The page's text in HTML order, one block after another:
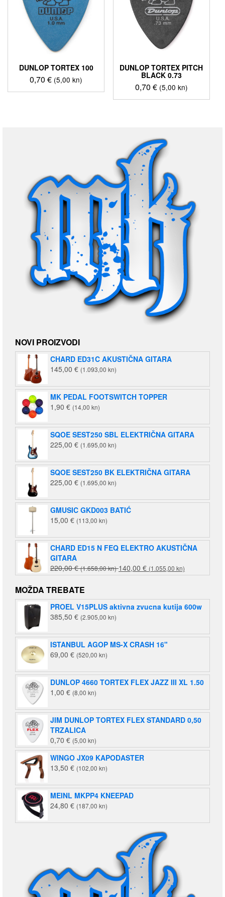
DUNLOP TORTEX 100
0,70€ (5,00 kn)
DUNLOP TORTEX PITCH
BLACK 0.73
0,70 € (5,00 kn)
NOVI PROIZVODI
CHARD ED31C AKUSTIČNA GITARA
145,00 € (1.093,00 kn)
MK PEDAL FOOTSWITCH TOPPER
1,90 € (14,00 kn)
SQOE SEST250 SBL ELEKTRIČNA GITARA
225,00 € (1.695,00 kn)
SQOE SEST250 BK ELEKTRIČNA GITARA
225,00 € (1.695,00 kn)
GMUSIC GKD003 BATIĆ
15,00 € (113,00 kn)
CHARD ED15 N FEQ ELEKTRO AKUSTIČNA
GITARA
220,00€ (1.658,00 kn)Izvorna
cijena
je:
220,00 €
140,00 € (1.055,00 kn)
cijena
140,00 €
(1.055,00
MOŽDA TREBATE
PROEL V15PLUS aktivna zvucna kutija 600w
385,50 € (2.905,00 kn)
ISTANBUL AGOP MS-X CRASH 16"
69,00 € (520,00 kn)
DUNLOP 4660 TORTEX FLEX JAZZ III XL 1.50
1,00 € (8,00 kn)
JIM DUNLOP TORTEX FLEX STANDARD 0,50
TRZALICA
0,70 € (5,00 kn)
WINGO JX09 KAPODASTER
13,50 € (102,00 kn)
MEINL MKPP4 KNEEPAD
24,80 € (187,00 kn)